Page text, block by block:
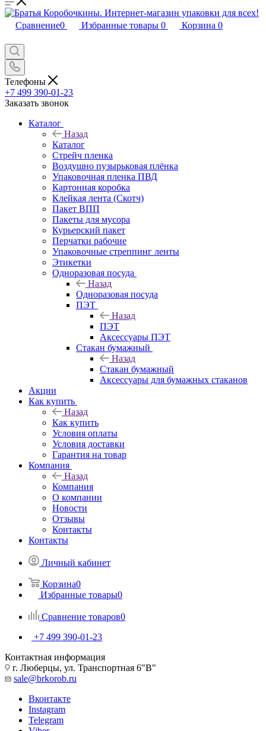
Сравнение0 Избранные товары 0 Корзина 0
Телефоны
+7 499 390-01-23
Заказать звонок
Каталог
Назад
Каталог
Стрейч пленка
Воздушно пузырьковая плёнка
Упаковочная пленка ПВД
Картонная коробка
Клейкая лента (Скотч)
Пакет ВПП
Пакеты для мусора
Курьерский пакет
Перчатки рабочие
Упаковочные стреппинг ленты
Этикетки
Одноразовая посуда
Назад
Одноразовая посуда
ПЭТ
Назад
ПЭТ
Аксессуары ПЭТ
Стакан бумажный
Назад
Стакан бумажный
Аксессуары для бумажных стаканов
Акции
Как купить
Назад
Как купить
Условия оплаты
Условия доставки
Гарантия на товар
Компания
Назад
Компания
О компании
Новости
Отзывы
Контакты
Контакты
Личный кабинет
Корзина0
Избранные товары0
Сравнение товаров0
+7 499 390-01-23
Контактная информация
г. Люберцы, ул. Транспортная 6"В"
sale@brkorob.ru
Вконтакте
Instagram
Telegram